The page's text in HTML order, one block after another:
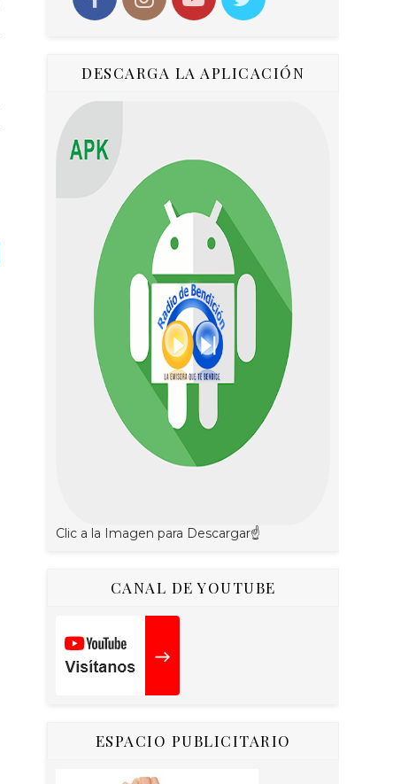
DESCARGA LA APLICACIÓN
Clic a la Imagen para Descargar☝
CANAL DE YOUTUBE
ESPACIO PUBLICITARIO